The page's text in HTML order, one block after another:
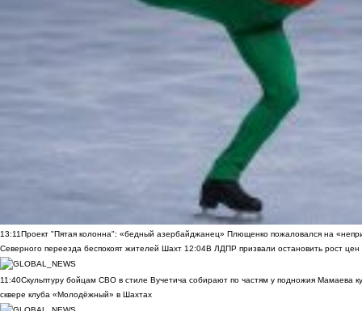
13:11Проект "Пятая колонна": «бедный азербайджанец» Плющенко пожаловался на
Северного переезда беспокоят жителей Шахт 12:04В ЛДПР призвали остановить рост цен
11:40Скульптуру бойцам СВО в стиле Вучетича собирают по частям у подножия Мамаева
сквере клуба «Молодёжный» в Шахтах